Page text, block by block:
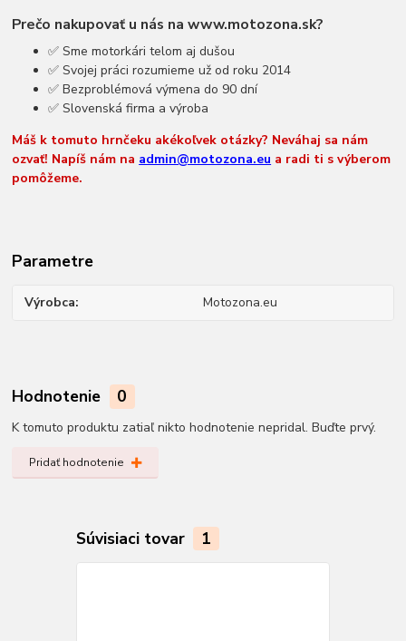
Prečo nakupovať u nás na www.motozona.sk?
✅ Sme motorkári telom aj dušou
✅ Svojej práci rozumieme už od roku 2014
✅ Bezproblémová výmena do 90 dní
✅ Slovenská firma a výroba
Máš k tomuto hrnčeku akékoľvek otázky? Neváhaj sa nám
ozvať! Napíš nám na admin@motozona.eu a radi ti s výberom
pomôžeme.
Parametre
Výrobca Motozona.eu
Hodnotenie 0
K tomuto produktu zatiaľ nikto hodnotenie nepridal. Buďte prvý.
Pridať hodnotenie
Súvisiaci tovar 1